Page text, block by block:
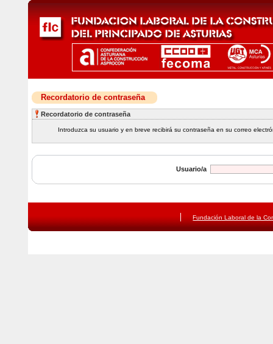
Recordatorio de contraseña
Recordatorio de contraseña
Introduzca su usuario y en breve recibirá su contraseña en su correo
Usuario/a
Fundación Laboral de la